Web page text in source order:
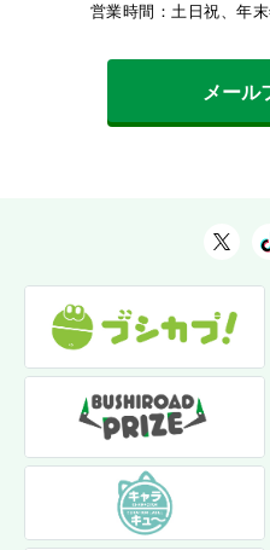
営業時間：土日祝、年
メール